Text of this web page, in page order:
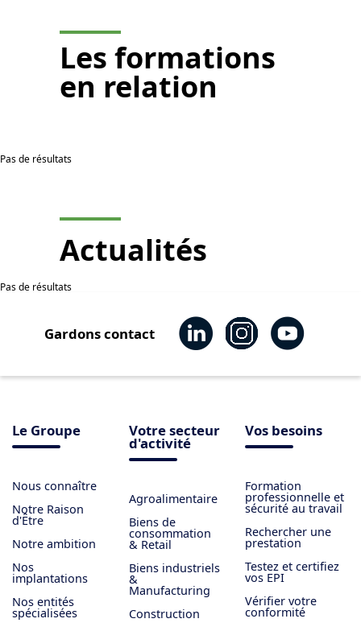
Les formations
en relation
Pas de résultats
Actualités
Pas de résultats
Gardons contact
Le Groupe
Nous connaître
Notre Raison
d'Être
Notre ambition
Nos
implantations
Nos entités
spécialisées
Votre secteur
d'activité
Agroalimentaire
Biens de
consommation
& Retail
Biens industriels
&
Manufacturing
Construction
Vos besoins
Formation
professionnelle et
sécurité au travail
Rechercher une
prestation
Testez et certifiez
vos EPI
Vérifier votre
conformité